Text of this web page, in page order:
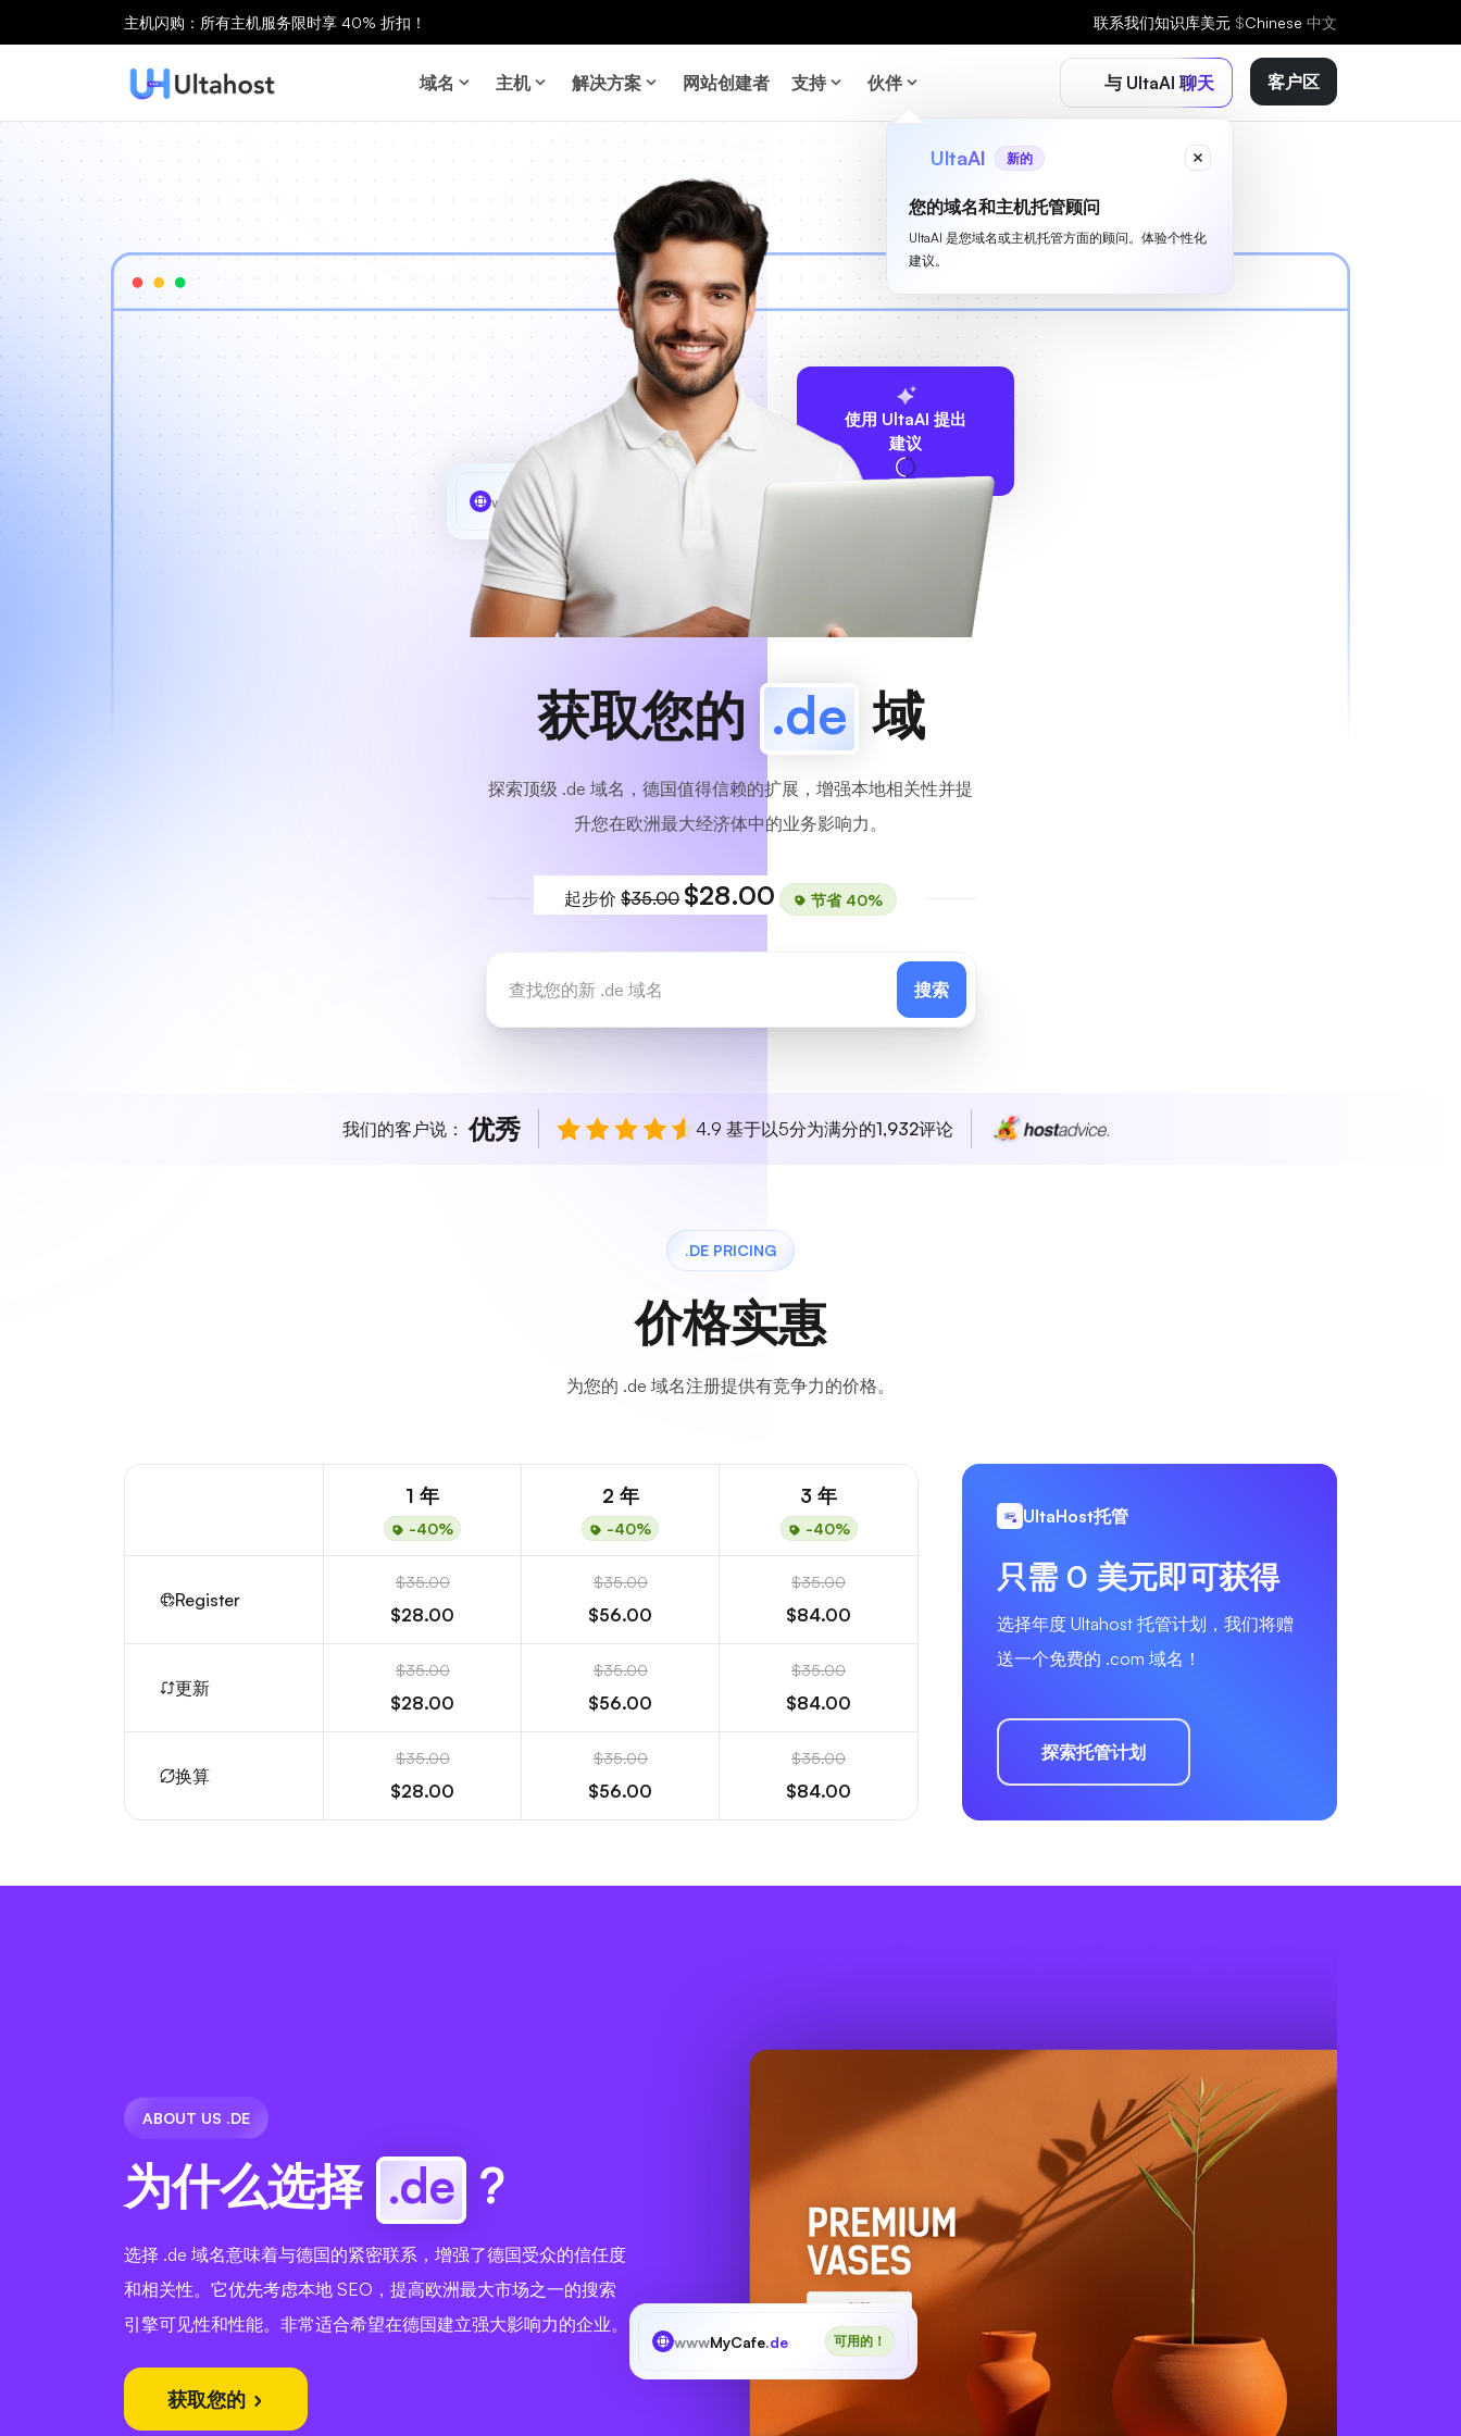
主机闪购：所有主机服务限时享 40% 折扣！ 联系我们知识库美元 $Chinese 中文
域名 主机 解决方案 网站创建者 支持 伙伴 与 UltaAI 聊天
UltaAI 新的
您的域名和主机托管顾问
UltaAI 是您域名或主机托管方面的顾问。体验个性化
建议。
客户区
使用 UltaAI 提出
建议
www MyCafe
获取您的 .de 域
探索顶级 .de 域名，德国值得信赖的扩展，增强本地相关性并提
升您在欧洲最大经济体中的业务影响力。
起步价 $35.00 $28.00 节省 40%
搜索
我们的客户说：优秀 4.9 基于以5分为满分的1,932评论
.DE PRICING
价格实惠
为您的 .de 域名注册提供有竞争力的价格。
1 年
-40%
2 年
-40%
3 年
-40%
Register
$35.00
$28.00
$35.00
$56.00
$35.00
$84.00
更新
$35.00
$28.00
$35.00
$56.00
$35.00
$84.00
换算
$35.00
$28.00
$35.00
$56.00
$35.00
$84.00
UltaHost托管
只需 0 美元即可获得
选择年度 Ultahost 托管计划，我们将赠
送一个免费的 .com 域名！
探索托管计划
ABOUT US .DE
为什么选择 .de ?
选择 .de 域名意味着与德国的紧密联系，增强了德国受众的信任度
和相关性。它优先考虑本地 SEO，提高欧洲最大市场之一的搜索
引擎可见性和性能。非常适合希望在德国建立强大影响力的企业。
获取您的
wwwMyCafe.de 可用的！